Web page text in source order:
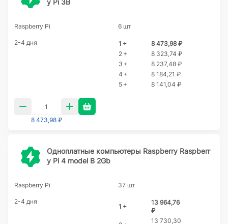
y Pi 3B
Raspberry Pi 6 шт
2-4 дня 1 +
8 473,98 ₽
2 +
8 323,74 ₽
3 +
8 237,48 ₽
4 +
8 184,21 ₽
5 +
8 141,04 ₽
8 473,98 ₽
Одноплатные компьютеры Raspberry Raspberr
y Pi 4 model B 2Gb
Raspberry Pi 37 шт
2-4 дня
1 +
13 964,76
₽
13 730,30